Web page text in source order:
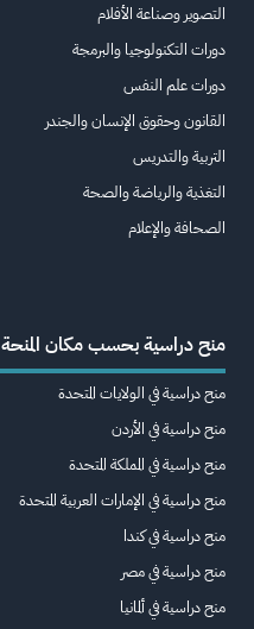
التصوير وصناعة الأفلام
دورات التكنولوجيا والبرمجة
دورات علم النفس
القانون وحقوق الإنسان والجندر
التربية والتدريس
التغذية والرياضة والصحة
الصحافة والإعلام
منح دراسية بحسب مكان المنحة
منح دراسية في الولايات المتحدة
منح دراسية في الأردن
منح دراسية في المملكة المتحدة
منح دراسية في الإمارات العربية المتحدة
منح دراسية في كندا
منح دراسية في مصر
منح دراسية في ألمانيا